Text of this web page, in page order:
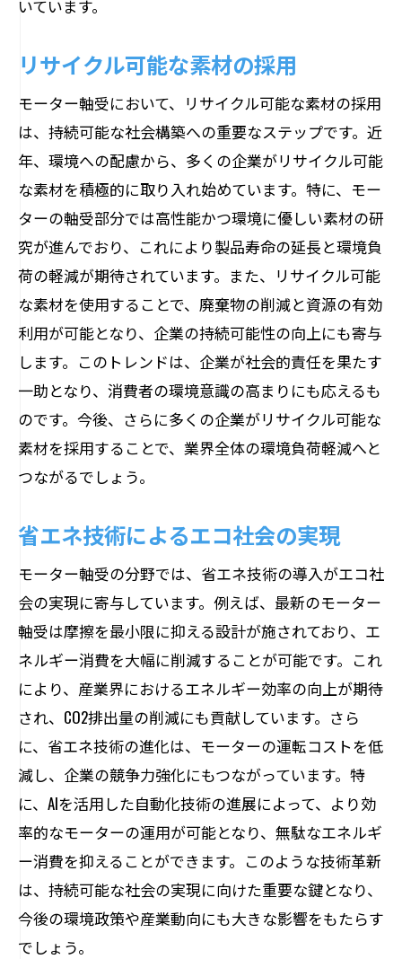
いています。
リサイクル可能な素材の採用
モーター軸受において、リサイクル可能な素材の採用
は、持続可能な社会構築への重要なステップです。近
年、環境への配慮から、多くの企業がリサイクル可能
な素材を積極的に取り入れ始めています。特に、モー
ターの軸受部分では高性能かつ環境に優しい素材の研
究が進んでおり、これにより製品寿命の延長と環境負
荷の軽減が期待されています。また、リサイクル可能
な素材を使用することで、廃棄物の削減と資源の有効
利用が可能となり、企業の持続可能性の向上にも寄与
します。このトレンドは、企業が社会的責任を果たす
一助となり、消費者の環境意識の高まりにも応えるも
のです。今後、さらに多くの企業がリサイクル可能な
素材を採用することで、業界全体の環境負荷軽減へと
つながるでしょう。
省エネ技術によるエコ社会の実現
モーター軸受の分野では、省エネ技術の導入がエコ社
会の実現に寄与しています。例えば、最新のモーター
軸受は摩擦を最小限に抑える設計が施されており、エ
ネルギー消費を大幅に削減することが可能です。これ
により、産業界におけるエネルギー効率の向上が期待
され、CO2排出量の削減にも貢献しています。さら
に、省エネ技術の進化は、モーターの運転コストを低
減し、企業の競争力強化にもつながっています。特
に、AIを活用した自動化技術の進展によって、より効
率的なモーターの運用が可能となり、無駄なエネルギ
ー消費を抑えることができます。このような技術革新
は、持続可能な社会の実現に向けた重要な鍵となり、
今後の環境政策や産業動向にも大きな影響をもたらす
でしょう。